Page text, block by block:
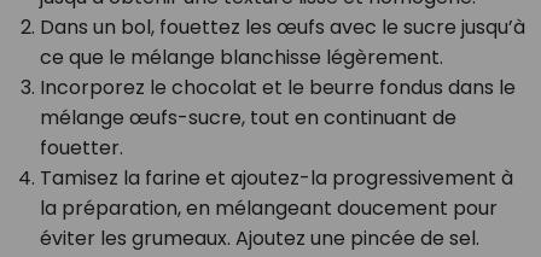
Dans un bol, fouettez les œufs avec le sucre jusqu’à
ce que le mélange blanchisse légèrement.
Incorporez le chocolat et le beurre fondus dans le
mélange œufs-sucre, tout en continuant de
fouetter.
Tamisez la farine et ajoutez-la progressivement à
la préparation, en mélangeant doucement pour
éviter les grumeaux. Ajoutez une pincée de sel.